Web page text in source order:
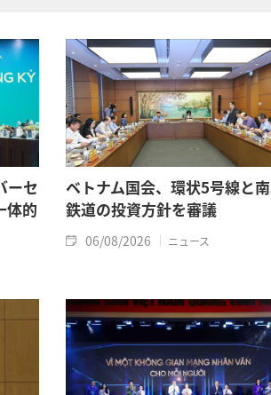
ーセ
体的
ベトナム国会、環状5号線と
鉄道の投資方針を審議
06/08/2026 ニュース